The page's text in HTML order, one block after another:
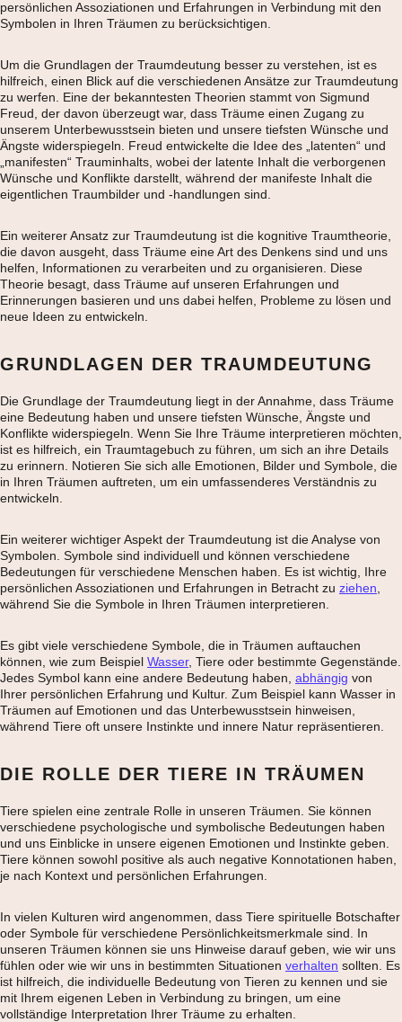
persönlichen Assoziationen und Erfahrungen in Verbindung mit den
Symbolen in Ihren Träumen zu berücksichtigen.
Um die Grundlagen der Traumdeutung besser zu verstehen, ist es
hilfreich, einen Blick auf die verschiedenen Ansätze zur Traumdeutung
zu werfen. Eine der bekanntesten Theorien stammt von Sigmund
Freud, der davon überzeugt war, dass Träume einen Zugang zu
unserem Unterbewusstsein bieten und unsere tiefsten Wünsche und
Ängste widerspiegeln. Freud entwickelte die Idee des „latenten“ und
„manifesten“ Trauminhalts, wobei der latente Inhalt die verborgenen
Wünsche und Konflikte darstellt, während der manifeste Inhalt die
eigentlichen Traumbilder und -handlungen sind.
Ein weiterer Ansatz zur Traumdeutung ist die kognitive Traumtheorie,
die davon ausgeht, dass Träume eine Art des Denkens sind und uns
helfen, Informationen zu verarbeiten und zu organisieren. Diese
Theorie besagt, dass Träume auf unseren Erfahrungen und
Erinnerungen basieren und uns dabei helfen, Probleme zu lösen und
neue Ideen zu entwickeln.
GRUNDLAGEN DER TRAUMDEUTUNG
Die Grundlage der Traumdeutung liegt in der Annahme, dass Träume
eine Bedeutung haben und unsere tiefsten Wünsche, Ängste und
Konflikte widerspiegeln. Wenn Sie Ihre Träume interpretieren möchten,
ist es hilfreich, ein Traumtagebuch zu führen, um sich an ihre Details
zu erinnern. Notieren Sie sich alle Emotionen, Bilder und Symbole, die
in Ihren Träumen auftreten, um ein umfassenderes Verständnis zu
entwickeln.
Ein weiterer wichtiger Aspekt der Traumdeutung ist die Analyse von
Symbolen. Symbole sind individuell und können verschiedene
Bedeutungen für verschiedene Menschen haben. Es ist wichtig, Ihre
persönlichen Assoziationen und Erfahrungen in Betracht zu ziehen
während Sie die Symbole in Ihren Träumen interpretieren.
Es gibt viele verschiedene Symbole, die in Träumen auftauchen
können, wie zum Beispiel Wasser, Tiere oder bestimmte Gegenstände.
Jedes Symbol kann eine andere Bedeutung haben, abhängig von
Ihrer persönlichen Erfahrung und Kultur. Zum Beispiel kann Wasser in
Träumen auf Emotionen und das Unterbewusstsein hinweisen,
während Tiere oft unsere Instinkte und innere Natur repräsentieren.
DIE ROLLE DER TIERE IN TRÄUMEN
Tiere spielen eine zentrale Rolle in unseren Träumen. Sie können
verschiedene psychologische und symbolische Bedeutungen haben
und uns Einblicke in unsere eigenen Emotionen und Instinkte geben.
Tiere können sowohl positive als auch negative Konnotationen haben,
je nach Kontext und persönlichen Erfahrungen.
In vielen Kulturen wird angenommen, dass Tiere spirituelle Botschafter
oder Symbole für verschiedene Persönlichkeitsmerkmale sind. In
unseren Träumen können sie uns Hinweise darauf geben, wie wir uns
fühlen oder wie wir uns in bestimmten Situationen verhalten sollten. Es
ist hilfreich, die individuelle Bedeutung von Tieren zu kennen und sie
mit Ihrem eigenen Leben in Verbindung zu bringen, um eine
vollständige Interpretation Ihrer Träume zu erhalten.